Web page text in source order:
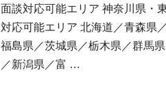
面談対応可能エリア 神奈川県・
対応可能エリア 北海道／青森県
福島県／茨城県／栃木県／群馬
／新潟県／富 …